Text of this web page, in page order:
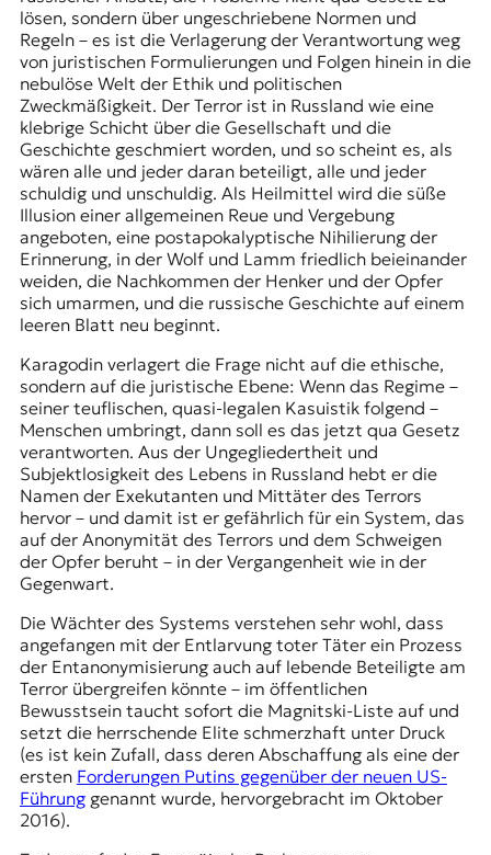
lösen, sondern über ungeschriebene Normen und
Regeln – es ist die Verlagerung der Verantwortung weg
von juristischen Formulierungen und Folgen hinein in die
nebulöse Welt der Ethik und politischen
Zweckmäßigkeit. Der Terror ist in Russland wie eine
klebrige Schicht über die Gesellschaft und die
Geschichte geschmiert worden, und so scheint es, als
wären alle und jeder daran beteiligt, alle und jeder
schuldig und unschuldig. Als Heilmittel wird die süße
Illusion einer allgemeinen Reue und Vergebung
angeboten, eine postapokalyptische Nihilierung der
Erinnerung, in der Wolf und Lamm friedlich beieinander
weiden, die Nachkommen der Henker und der Opfer
sich umarmen, und die russische Geschichte auf einem
leeren Blatt neu beginnt.
Karagodin verlagert die Frage nicht auf die ethische,
sondern auf die juristische Ebene: Wenn das Regime –
seiner teuflischen, quasi-legalen Kasuistik folgend –
Menschen umbringt, dann soll es das jetzt qua Gesetz
verantworten. Aus der Ungegliedertheit und
Subjektlosigkeit des Lebens in Russland hebt er die
Namen der Exekutanten und Mittäter des Terrors
hervor – und damit ist er gefährlich für ein System, das
auf der Anonymität des Terrors und dem Schweigen
der Opfer beruht – in der Vergangenheit wie in der
Gegenwart.
Die Wächter des Systems verstehen sehr wohl, dass
angefangen mit der Entlarvung toter Täter ein Prozess
der Entanonymisierung auch auf lebende Beteiligte am
Terror übergreifen könnte – im öffentlichen
Bewusstsein taucht sofort die Magnitski-Liste auf und
setzt die herrschende Elite schmerzhaft unter Druck
(es ist kein Zufall, dass deren Abschaffung als eine der
ersten Forderungen Putins gegenüber der neuen US-
Führunggenannt wurde, hervorgebracht im Oktober
2016).